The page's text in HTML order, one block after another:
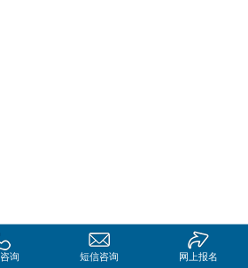
询 短信咨询 网上报名